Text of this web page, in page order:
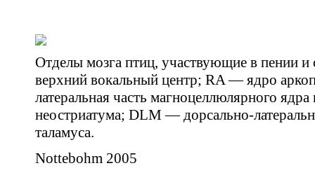
Отделы мозга птиц, участвующие в пении
верхний вокальный центр; RA — ядро
латеральная часть магноцеллюлярного ядра
неостриатума; DLM — дорсально-
таламуса.
Nottebohm 2005